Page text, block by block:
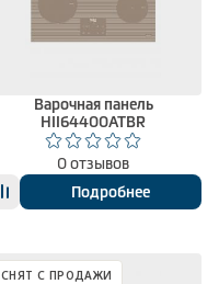
Варочная панель
HII64400ATBR
0 отзывов
Подробнее
СНЯТ С ПРОДАЖИ